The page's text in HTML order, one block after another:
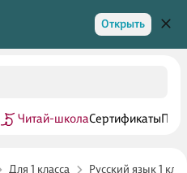
Открыть
Читай-школаСертификаты
Для 1 класса Русский язык 1